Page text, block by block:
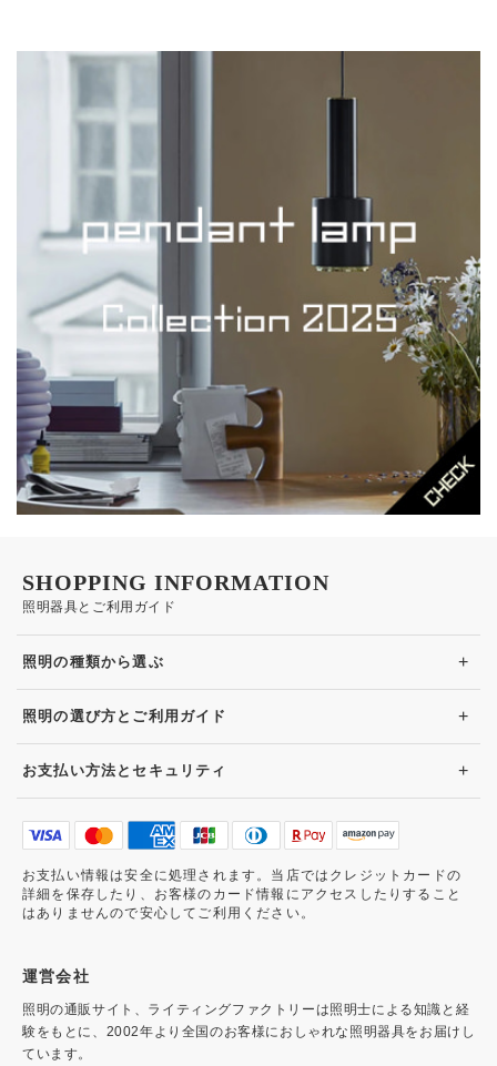
照明器具とご利用ガイド
SHOPPING INFORMATION
照明の種類から選ぶ +
照明の選び方とご利用ガイド +
お支払い方法とセキュリティ +
お支払い情報は安全に処理されます。当店ではクレジットカードの
詳細を保存したり、お客様のカード情報にアクセスしたりすること
はありませんので安心してご利用ください。
運営会社
照明の通販サイト、ライティングファクトリーは照明士による知識と経
験をもとに、2002年より全国のお客様におしゃれな照明器具をお届けし
ています。